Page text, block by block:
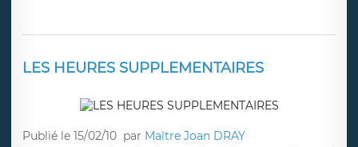
LES HEURES SUPPLEMENTAIRES
Publié le 15/02/10 par Maître Joan DRAY